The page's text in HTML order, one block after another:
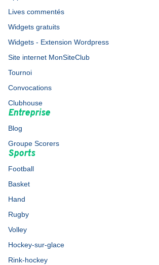
Lives commentés
Widgets gratuits
Widgets - Extension Wordpress
Site internet MonSiteClub
Tournoi
Convocations
Clubhouse
Entreprise
Blog
Groupe Scorers
Sports
Football
Basket
Hand
Rugby
Volley
Hockey-sur-glace
Rink-hockey